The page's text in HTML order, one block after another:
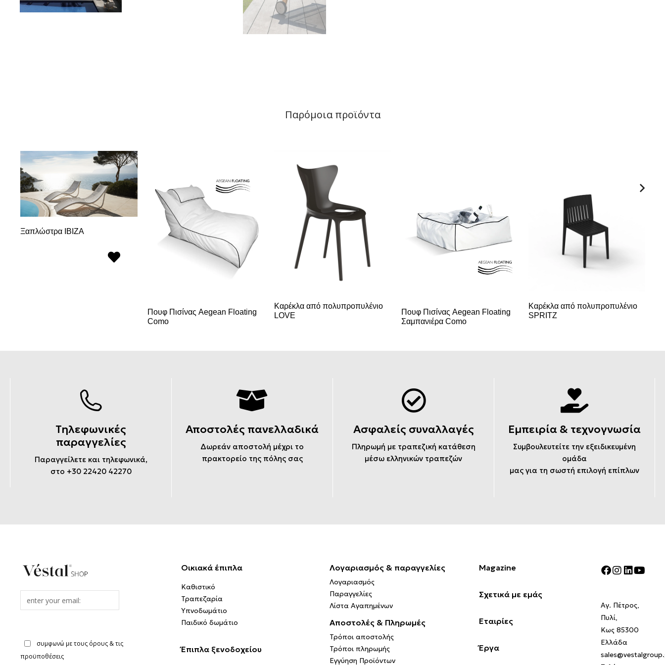
Παρόμοια προϊόντα
Ξαπλώστρα IBIZA
Πουφ Πισίνας Aegean Floating
Como
Καρέκλα από πολυπροπυλένιο
LOVE
Πουφ Πισίνας Aegean Floating
Σαμπανιέρα Como
Καρέκλα από πολυπροπυλένιο
SPRITZ
Τηλεφωνικές
παραγγελίες
Παραγγείλετε και τηλεφωνικά,
στο +30 22420 42270
Αποστολές πανελλαδικά
Δωρεάν αποστολή μέχρι το
πρακτορείο της πόλης σας
Ασφαλείς συναλλαγές
Πληρωμή με τραπεζική κατάθεση
μέσω ελληνικών τραπεζών
Εμπειρία & τεχνογνωσία
Συμβουλευτείτε την εξειδικευμένη
ομάδα
μας για τη σωστή επιλογή επίπλων
συμφωνώ με τους όρους & τις
προϋποθέσεις
Οικιακά έπιπλα
Καθιστικό
Τραπεζαρία
Υπνοδωμάτιο
Παιδικό δωμάτιο
Έπιπλα ξενοδοχείου
Λογαριασμός & παραγγελίες
Λογαριασμός
Παραγγελίες
Λίστα Αγαπημένων
Αποστολές & Πληρωμές
Τρόποι αποστολής
Τρόποι πληρωμής
Εγγύηση Προϊόντων
Magazine
Σχετικά με εμάς
Εταιρίες
Έργα
Αγ. Πέτρος,
Πυλί,
Κως 85300
Ελλάδα